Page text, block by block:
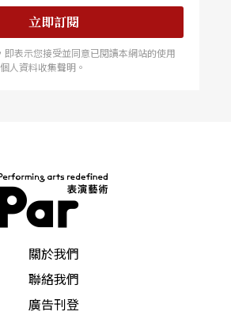
」，談雲朗情結終未了
李雲迪獲得華人音樂史上第一個
之後，沈潛於藝術的他，心知自
，這是一種多麼難能可貴的藝術
音樂院繼續他未竟的學業。可惜
立即訂閱
即表示您接受並同意已閱讀本網站的使用
人資料收集聲明。
關於我們
聯絡我們
廣告刊登